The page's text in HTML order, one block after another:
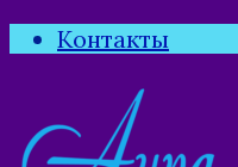
Контакты